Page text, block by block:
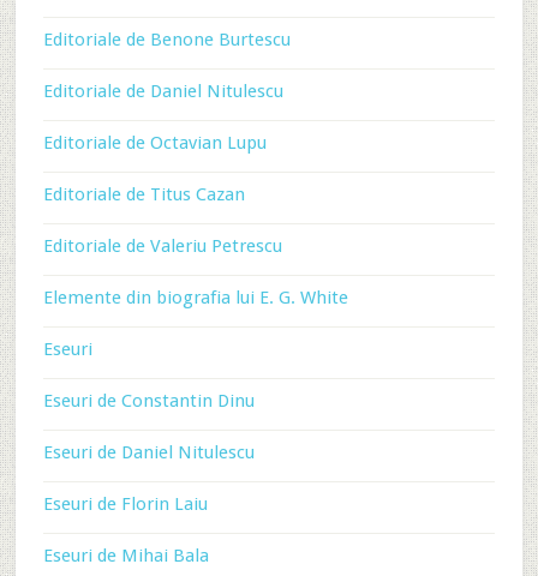
Editoriale de Benone Burtescu
Editoriale de Daniel Nitulescu
Editoriale de Octavian Lupu
Editoriale de Titus Cazan
Editoriale de Valeriu Petrescu
Elemente din biografia lui E. G. White
Eseuri
Eseuri de Constantin Dinu
Eseuri de Daniel Nitulescu
Eseuri de Florin Laiu
Eseuri de Mihai Bala